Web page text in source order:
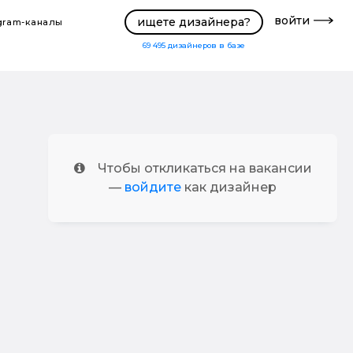
каналы ищете дизайнера?
69 495 дизайнеров в базе
войти
Чтобы откликаться на вакансии
— войдите как дизайнер